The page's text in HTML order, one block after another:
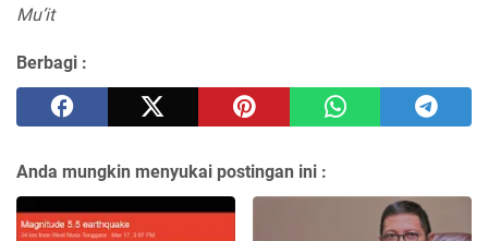
Mu’it
Berbagi :
Anda mungkin menyukai postingan ini :